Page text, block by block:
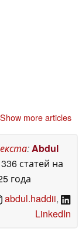
Show more articles
:Abdul
статей на
года
abdul.haddii,
LinkedIn